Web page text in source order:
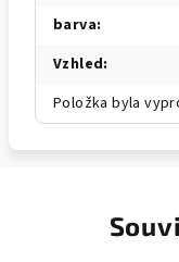
barva:
Vzhled:
Položka byla